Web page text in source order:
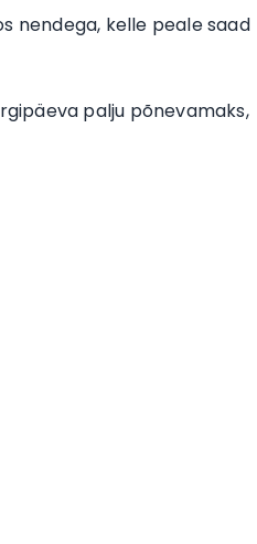
nendega, kelle peale saad
palju põnevamaks,